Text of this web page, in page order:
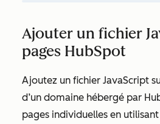
Ajouter un fichier
pages HubSpot
Ajoutez un fichier JavaScript
d’un domaine hébergé par
pages individuelles en utilisant